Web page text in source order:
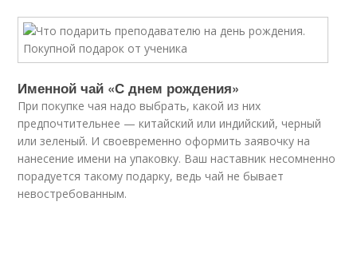
Именной чай «С днем рождения»
При покупке чая надо выбрать, какой из них
предпочтительнее — китайский или индийский, черный
или зеленый. И своевременно оформить заявочку на
нанесение имени на упаковку. Ваш наставник несомненно
порадуется такому подарку, ведь чай не бывает
невостребованным.